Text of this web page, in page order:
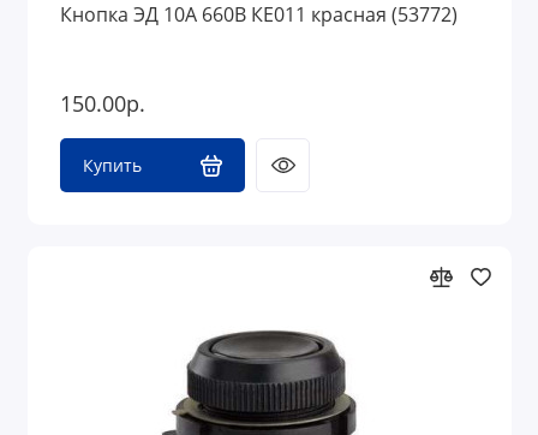
Кнопка ЭД 10А 660В КЕ011 красная (53772)
150.00р.
Купить